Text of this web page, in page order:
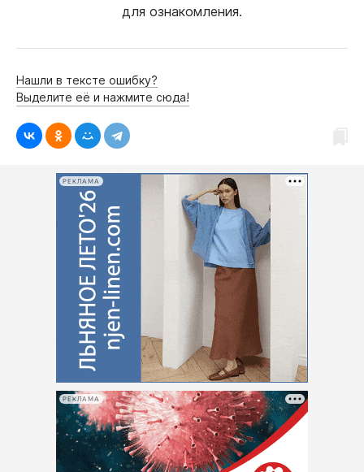
для ознакомления.
Нашли в тексте ошибку?
Выделите её и нажмите сюда!
РЕКЛАМА
РЕКЛАМА